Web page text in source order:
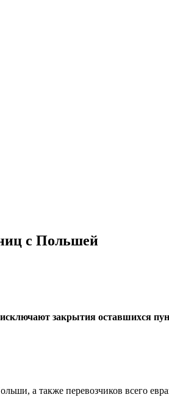
с Польшей
закрытия оставшихся
а также перевозчиков всего